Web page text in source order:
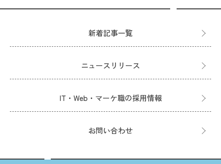
新着記事一覧
ニュースリリース
IT・Web・マーケ職の採用情報
お問い合わせ